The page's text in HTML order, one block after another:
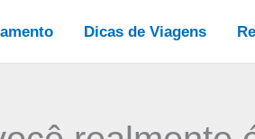
Dicas de Viagens